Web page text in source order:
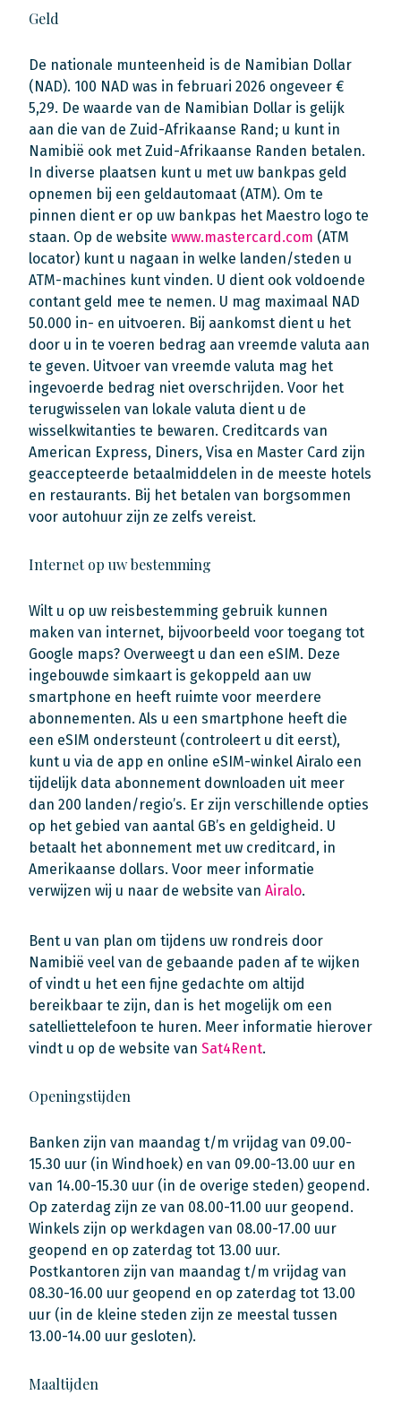
Geld
De nationale munteenheid is de Namibian Dollar
(NAD). 100 NAD was in februari 2026 ongeveer €
5,29. De waarde van de Namibian Dollar is gelijk
aan die van de Zuid-Afrikaanse Rand; u kunt in
Namibië ook met Zuid-Afrikaanse Randen betalen.
In diverse plaatsen kunt u met uw bankpas geld
opnemen bij een geldautomaat (ATM). Om te
pinnen dient er op uw bankpas het Maestro logo te
staan. Op de website www.mastercard.com (ATM
locator) kunt u nagaan in welke landen/steden u
ATM-machines kunt vinden. U dient ook voldoende
contant geld mee te nemen. U mag maximaal NAD
50.000 in- en uitvoeren. Bij aankomst dient u het
door u in te voeren bedrag aan vreemde valuta aan
te geven. Uitvoer van vreemde valuta mag het
ingevoerde bedrag niet overschrijden. Voor het
terugwisselen van lokale valuta dient u de
wisselkwitanties te bewaren. Creditcards van
American Express, Diners, Visa en Master Card zijn
geaccepteerde betaalmiddelen in de meeste hotels
en restaurants. Bij het betalen van borgsommen
voor autohuur zijn ze zelfs vereist.
Internet op uw bestemming
Wilt u op uw reisbestemming gebruik kunnen
maken van internet, bijvoorbeeld voor toegang tot
Google maps? Overweegt u dan een eSIM. Deze
ingebouwde simkaart is gekoppeld aan uw
smartphone en heeft ruimte voor meerdere
abonnementen. Als u een smartphone heeft die
een eSIM ondersteunt (controleert u dit eerst),
kunt u via de app en online eSIM-winkel Airalo een
tijdelijk data abonnement downloaden uit meer
dan 200 landen/regio’s. Er zijn verschillende opties
op het gebied van aantal GB’s en geldigheid. U
betaalt het abonnement met uw creditcard, in
Amerikaanse dollars. Voor meer informatie
verwijzen wij u naar de website van Airalo.
Bent u van plan om tijdens uw rondreis door
Namibië veel van de gebaande paden af te wijken
of vindt u het een fijne gedachte om altijd
bereikbaar te zijn, dan is het mogelijk om een
satelliettelefoon te huren. Meer informatie hierover
vindt u op de website van Sat4Rent.
Openingstijden
Banken zijn van maandag t/m vrijdag van 09.00-
15.30 uur (in Windhoek) en van 09.00-13.00 uur en
van 14.00-15.30 uur (in de overige steden) geopend.
Op zaterdag zijn ze van 08.00-11.00 uur geopend.
Winkels zijn op werkdagen van 08.00-17.00 uur
geopend en op zaterdag tot 13.00 uur.
Postkantoren zijn van maandag t/m vrijdag van
08.30-16.00 uur geopend en op zaterdag tot 13.00
uur (in de kleine steden zijn ze meestal tussen
13.00-14.00 uur gesloten).
Maaltijden